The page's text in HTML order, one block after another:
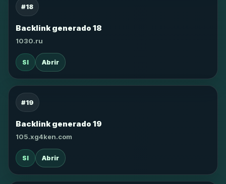
#18
Backlink generado 18
1030.ru
SI Abrir
#19
Backlink generado 19
105.xg4ken.com
SI Abrir